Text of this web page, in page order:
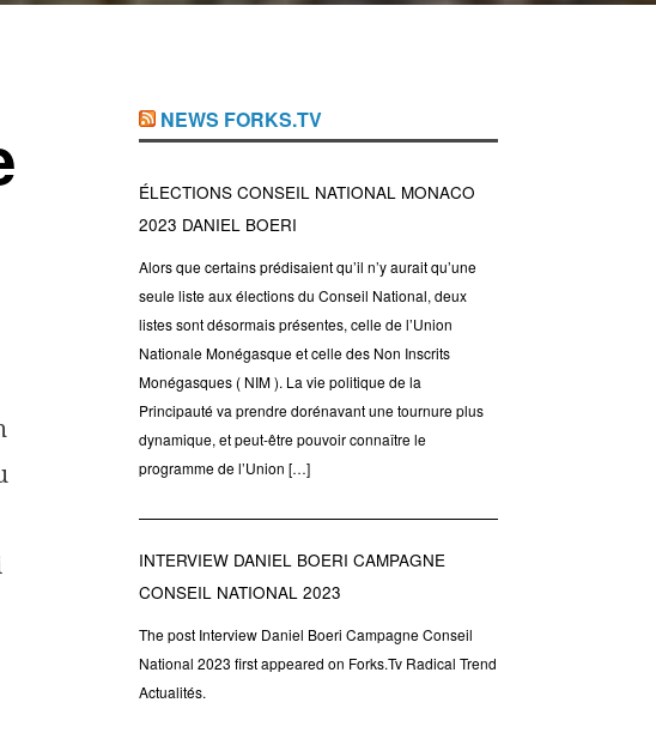
NEWS FORKS.TV
ÉLECTIONS CONSEIL NATIONAL MONACO
2023 DANIEL BOERI
Alors que certains prédisaient qu’il n’y aurait qu’une
seule liste aux élections du Conseil National, deux
listes sont désormais présentes, celle de l’Union
Nationale Monégasque et celle des Non Inscrits
Monégasques ( NIM ). La vie politique de la
Principauté va prendre dorénavant une tournure plus
dynamique, et peut-être pouvoir connaître le
programme de l’Union […]
INTERVIEW DANIEL BOERI CAMPAGNE
CONSEIL NATIONAL 2023
The post Interview Daniel Boeri Campagne Conseil
National 2023 first appeared on Forks.Tv Radical Trend
Actualités.